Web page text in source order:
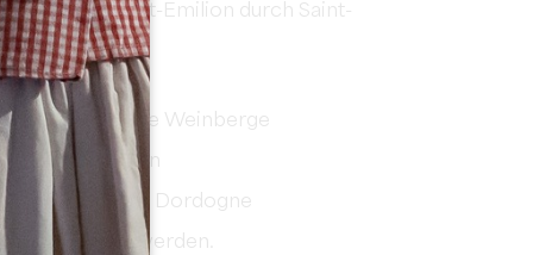
Saint-Emilion durch Saint-
Hügel
und seine Weinberge
Architekturen
und der Dordogne
werden.